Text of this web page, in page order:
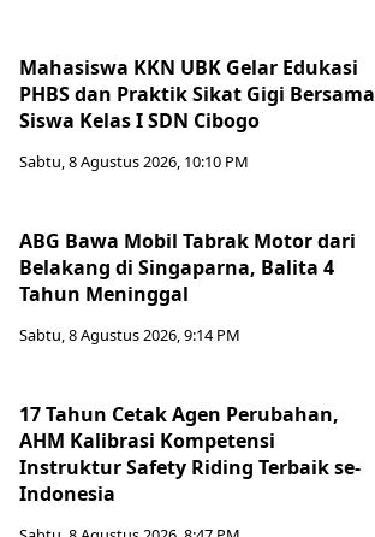
Mahasiswa KKN UBK Gelar Edukasi
PHBS dan Praktik Sikat Gigi Bersama
Siswa Kelas I SDN Cibogo
Sabtu, 8 Agustus 2026, 10:10 PM
ABG Bawa Mobil Tabrak Motor dari
Belakang di Singaparna, Balita 4
Tahun Meninggal
Sabtu, 8 Agustus 2026, 9:14 PM
17 Tahun Cetak Agen Perubahan,
AHM Kalibrasi Kompetensi
Instruktur Safety Riding Terbaik se-
Indonesia